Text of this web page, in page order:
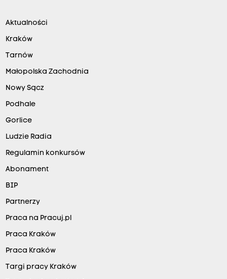
Aktualności
Kraków
Tarnów
Małopolska Zachodnia
Nowy Sącz
Podhale
Gorlice
Ludzie Radia
Regulamin konkursów
Abonament
BIP
Partnerzy
Praca na Pracuj.pl
Praca Kraków
Praca Kraków
Targi pracy Kraków